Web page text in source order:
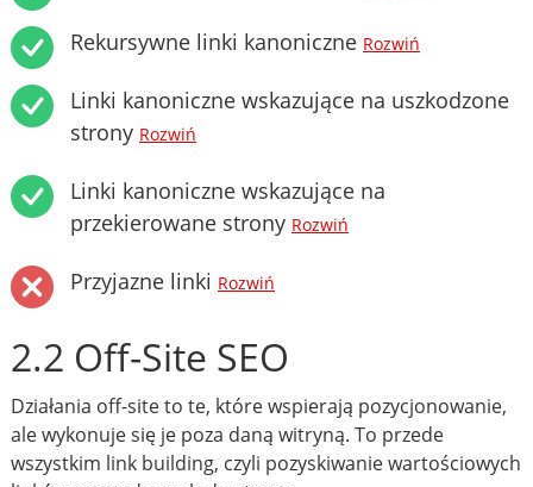
Rekursywne linki kanoniczne Rozwiń
Linki kanoniczne wskazujące na uszkodzone
strony Rozwiń
Linki kanoniczne wskazujące na
przekierowane strony Rozwiń
Przyjazne linki Rozwiń
2.2 Off-Site SEO
Działania off-site to te, które wspierają pozycjonowanie,
ale wykonuje się je poza daną witryną. To przede
wszystkim link building, czyli pozyskiwanie wartościowych